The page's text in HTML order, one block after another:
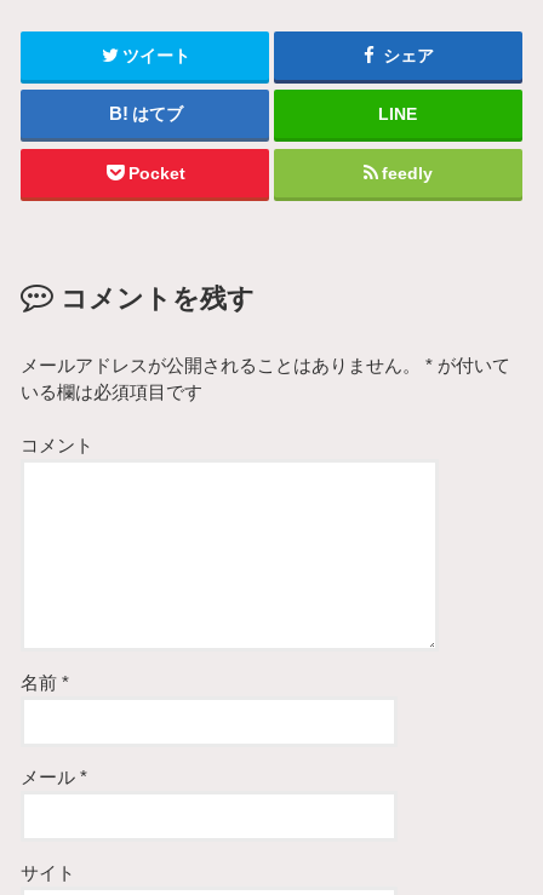
ツイート シェア
はてブ LINE
Pocket feedly
コメントを残す
メールアドレスが公開されることはありません。 * が付いて
いる欄は必須項目です
コメント
名前*
メール*
サイト